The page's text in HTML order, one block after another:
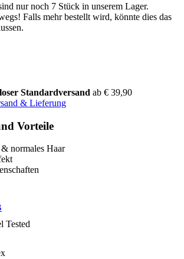
nur noch 7 Stück in unserem Lager.
Falls mehr bestellt wird, könnte dies das
Standardversand ab € 39,90
& Lieferung
Vorteile
normales Haar
Tested